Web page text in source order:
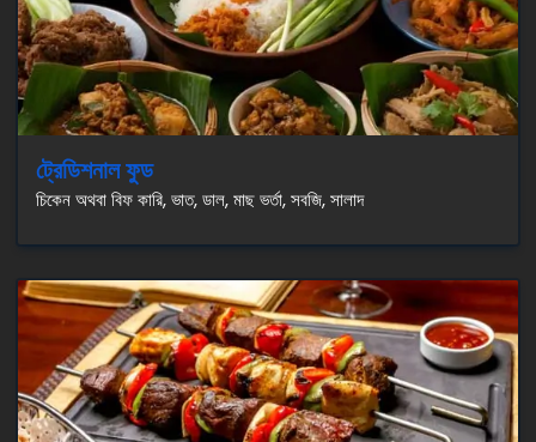
ট্রেডিশনাল ফুড
চিকেন অথবা বিফ কারি, ভাত, ডাল, মাছ ভর্তা, সবজি, সালাদ